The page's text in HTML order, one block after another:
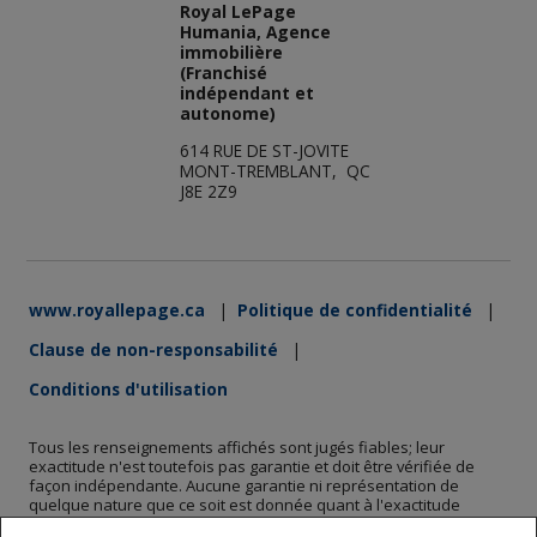
Royal LePage
Humania, Agence
immobilière
(Franchisé
indépendant et
autonome)
614 RUE DE ST-JOVITE
MONT-TREMBLANT, QC
J8E 2Z9
www.royallepage.ca | Politique de confidentialité
|
Clause de non-responsabilité
|
Conditions d'utilisation
Tous les renseignements affichés sont jugés fiables; leur
exactitude n'est toutefois pas garantie et doit être vérifiée de
façon indépendante. Aucune garantie ni représentation de
quelque nature que ce soit est donnée quant à l'exactitude
desdits renseignements. Ne vise pas à solliciter les acheteurs ou